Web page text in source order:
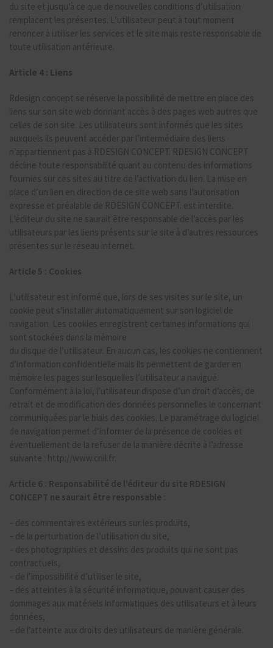
du site et jusqu’à ce que de nouvelles conditions d’utilisation
remplacent les présentes. L’utilisateur peut à tout moment
renoncer à utiliser les services et le site mais reste responsable de
toute utilisation antérieure.
Article 4 : Liens
Rdesign concept se réserve la possibilité de mettre en place des
liens sur son site web donnant accès à des pages web autres que
celles de son site. Les utilisateurs sont informés que les sites
auxquels ils peuvent accéder par l’intermédiaire des liens
n’appartiennent pas à RDESIGN CONCEPT. RDESIGN CONCEPT
décline toute responsabilité quant au contenu des informations
fournies sur ces sites au titre de l’activation du lien. La mise en
place d’un lien en direction de ce site web sans l’autorisation
expresse et préalable de RDESIGN CONCEPT. est interdite.
L’éditeur du site ne saurait être responsable de l’accès par les
utilisateurs par les liens présents sur le site à d’autres ressources
présentes sur le réseau internet.
Article 5 : Cookies
L’utilisateur est informé que, lors de ses visites sur le site, un
cookie peut s’installer automatiquement sur son logiciel de
navigation. Les cookies enregistrent certaines informations qui
sont stockées dans la mémoire
du disque de l’utilisateur. En aucun cas, les cookies ne contiennent
d’information confidentielle mais ils permettent de garder en
mémoire les pages sur lesquelles l’utilisateur a navigué.
Conformément à la loi, l’utilisateur dispose d’un droit d’accès, de
retrait et de modification des données personnelles le concernant
communiquées par le biais des cookies. Le paramétrage du logiciel
de navigation permet d’informer de la présence de cookies et
éventuellement de la refuser de la manière décrite à l’adresse
suivante : http://www.cnil.fr.
Article 6 : Responsabilité de l’éditeur du site RDESIGN
CONCEPT ne saurait être responsable :
– des commentaires extérieurs sur les produits,
– de la perturbation de l’utilisation du site,
– des photographies et dessins des produits qui ne sont pas
contractuels,
– de l’impossibilité d’utiliser le site,
– des atteintes à la sécurité informatique, pouvant causer des
dommages aux matériels informatiques des utilisateurs et à leurs
données,
– de l’atteinte aux droits des utilisateurs de manière générale.